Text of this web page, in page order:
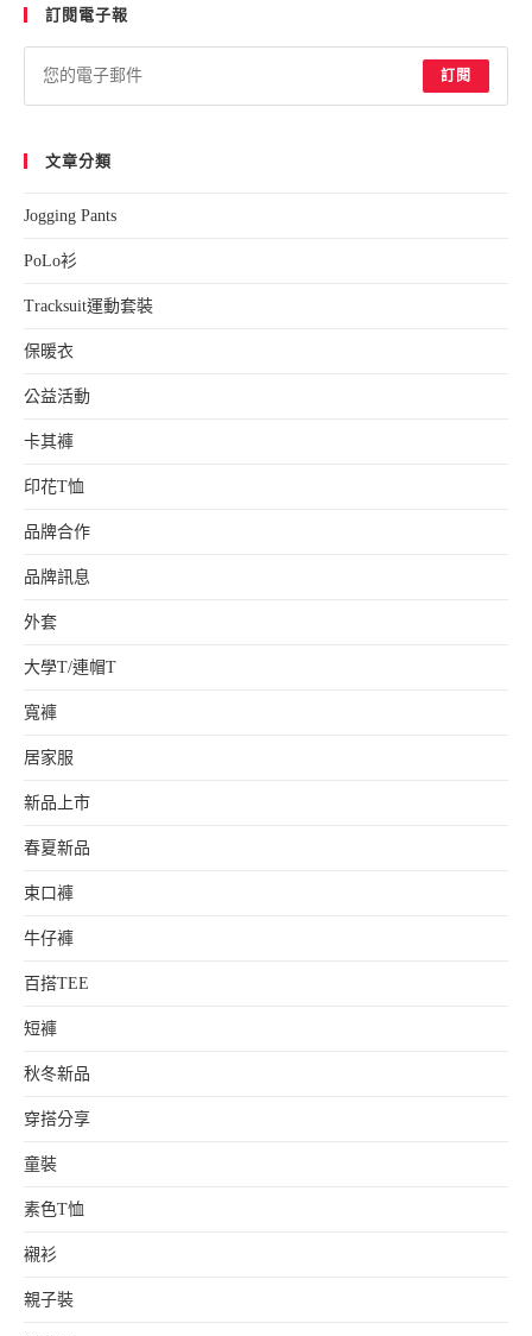
the
訂閱電子報
訂閱
文章分類
Jogging Pants
PoLo衫
Tracksuit運動套裝
保暖衣
公益活動
卡其褲
印花T恤
品牌合作
品牌訊息
外套
大學T/連帽T
寬褲
居家服
新品上市
春夏新品
束口褲
牛仔褲
百搭TEE
短褲
秋冬新品
穿搭分享
童裝
素色T恤
襯衫
親子裝